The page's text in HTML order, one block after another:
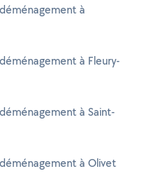
à
à Fleury-
à Saint-
à Olivet